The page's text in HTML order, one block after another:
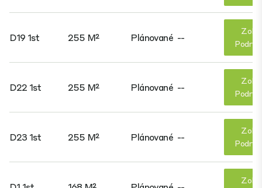
D19 1st 255 M² Plánované --
D22 1st 255 M² Plánované --
D23 1st 255 M² Plánované --